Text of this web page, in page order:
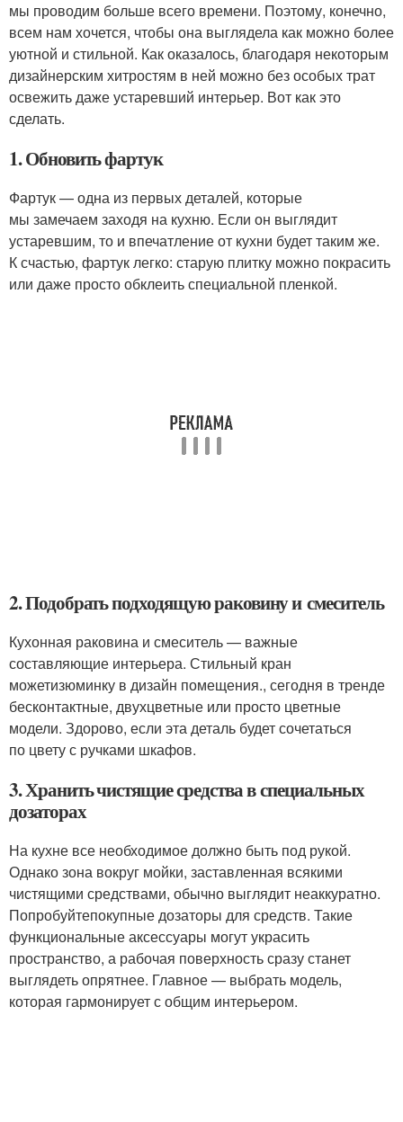
мы проводим больше всего времени. Поэтому, конечно,
всем нам хочется, чтобы она выглядела как можно более
уютной и стильной. Как оказалось, благодаря некоторым
дизайнерским хитростям в ней можно без особых трат
освежить даже устаревший интерьер. Вот как это
сделать.
1. Обновить фартук
Фартук — одна из первых деталей, которые
мы замечаем заходя на кухню. Если он выглядит
устаревшим, то и впечатление от кухни будет таким же.
К счастью, фартук легко: старую плитку можно покрасить
или даже просто обклеить специальной пленкой.
2. Подобрать подходящую раковину и смеситель
Кухонная раковина и смеситель — важные
составляющие интерьера. Стильный кран
можетизюминку в дизайн помещения., сегодня в тренде
бесконтактные, двухцветные или просто цветные
модели. Здорово, если эта деталь будет сочетаться
по цвету с ручками шкафов.
3. Хранить чистящие средства в специальных
дозаторах
На кухне все необходимое должно быть под рукой.
Однако зона вокруг мойки, заставленная всякими
чистящими средствами, обычно выглядит неаккуратно.
Попробуйтепокупные дозаторы для средств. Такие
функциональные аксессуары могут украсить
пространство, а рабочая поверхность сразу станет
выглядеть опрятнее. Главное — выбрать модель,
которая гармонирует с общим интерьером.